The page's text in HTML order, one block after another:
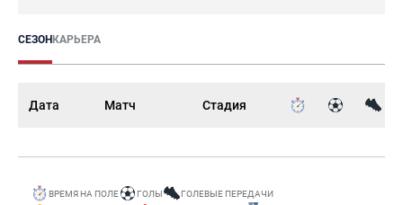
СЕЗОНКАРЬЕРА
Дата Матч Стадия
ВРЕМЯ НА ПОЛЕ ГОЛЫ
ГОЛЕВЫЕ ПЕРЕДАЧИ